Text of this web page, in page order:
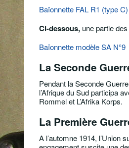
Baïonnette FAL R1 (type C)
Ci-dessous, une partie
Baïonnette modèle SA N°9
La Seconde
Pendant la Seconde
l’Afrique du Sud participa
Rommel et L’Afrika Korps.
La Première
A l’automne 1914, l’Union